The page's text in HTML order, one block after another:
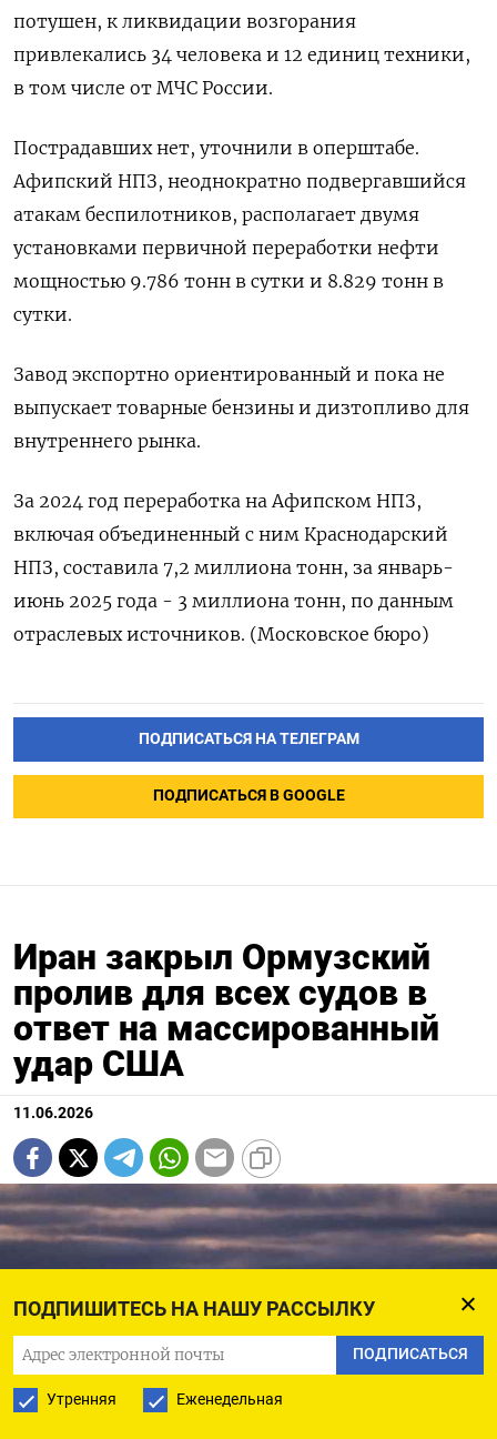
ПОДПИШИТЕСЬ НА НАШУ РАССЫЛКУ
ПОДПИСАТЬСЯ
Утренняя Еженедельная
‌потушен, к ликвидации ‌возгорания
привлекались 34 человека и 12 ​единиц техники,
в том ‌числе от МЧС России.
Пострадавших ​нет, уточнили в оперштабе.
Афипский НПЗ, ‌неоднократно подвергавшийся
атакам беспилотников, располагает двумя
установками первичной переработки ​нефти
мощностью ​9.786 ‌тонн в сутки и 8.829 ​тонн в
сутки.
Завод экспортно ориентированный и пока не
выпускает товарные бензины и дизтопливо для
внутреннего рынка.
За 2024 год переработка ​на ⁠Афипском НПЗ,
включая объединенный с ним Краснодарский
‌НПЗ, составила 7,2 миллиона тонн, ‌за январь-
июнь 2025 года - 3 ​миллиона тонн, по ‌данным
отраслевых источников. (Московское бюро)
ПОДПИСАТЬСЯ НА ТЕЛЕГРАМ
ПОДПИСАТЬСЯ В GOOGLE
Иран закрыл Ормузский
пролив для всех судов в
ответ на массированный
удар США
11.06.2026